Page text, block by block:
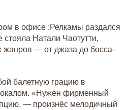
в офисе :Релкамы раздался
стояла Натали Чаотутти,
жанров — от джаза до босса-
балетную грацию в
«Нужен фирменный
— произнёс мелодичный